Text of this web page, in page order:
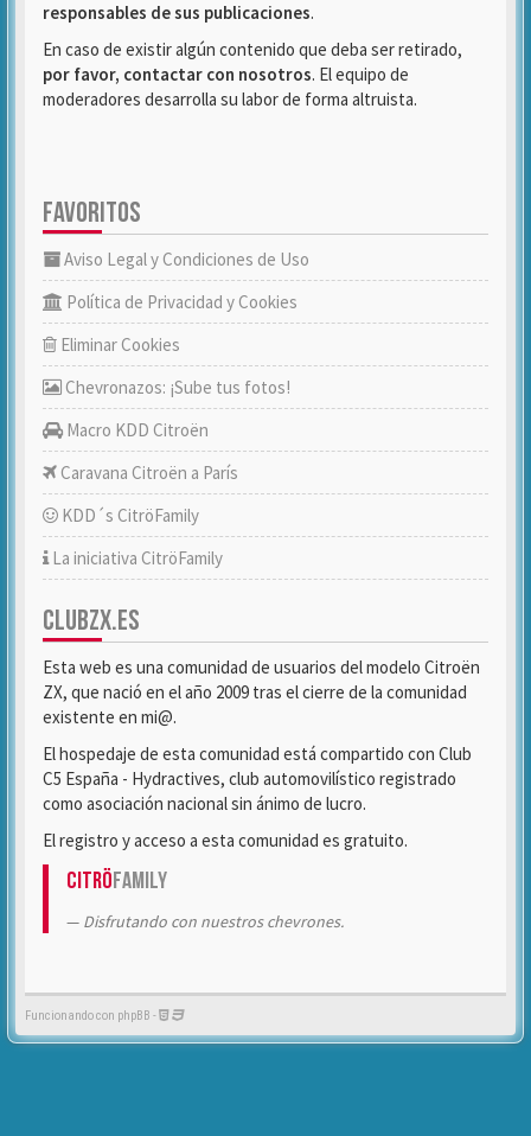
responsables de sus publicaciones.
En caso de existir algún contenido que deba ser retirado,
por favor, contactar con nosotros. El equipo de
moderadores desarrolla su labor de forma altruista.
FAVORITOS
Aviso Legal y Condiciones de Uso
Política de Privacidad y Cookies
Eliminar Cookies
Chevronazos: ¡Sube tus fotos!
Macro KDD Citroën
Caravana Citroën a París
KDD´s CitröFamily
La iniciativa CitröFamily
CLUBZX.ES
Esta web es una comunidad de usuarios del modelo Citroën
ZX, que nació en el año 2009 tras el cierre de la comunidad
existente en mi@.
El hospedaje de esta comunidad está compartido con Club
C5 España - Hydractives, club automovilístico registrado
como asociación nacional sin ánimo de lucro.
El registro y acceso a esta comunidad es gratuito.
CitröFamily
Disfrutando con nuestros chevrones.
Funcionando con phpBB -